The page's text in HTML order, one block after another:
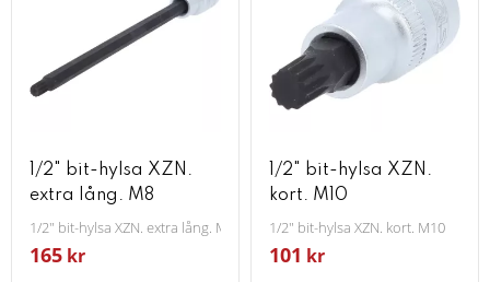
1/2" bit-hylsa XZN.
extra lång. M8
1/2" bit-hylsa XZN. extra lång. M8
165 kr
1/2" bit-hylsa XZN.
kort. M10
1/2" bit-hylsa XZN. kort. M10
101 kr